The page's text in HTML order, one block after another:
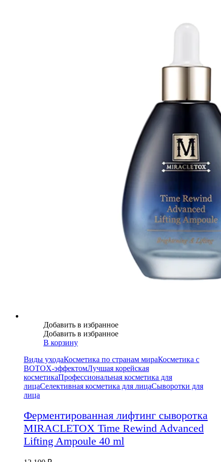
Добавить в избранное
Добавить в избранное
В корзину
Виды уходаКосметика по странам мираКосметика с
BOTOX-эффектомЛучшая корейская
косметикаПрофессиональная косметика для
лицаСелективная косметика для лицаСыворотки для
лица
Ферментированная лифтинг сыворотка
MIRACLETOX Time Rewind Advanced
Lifting Ampoule 40 ml